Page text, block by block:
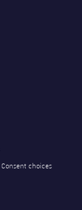
Consent choices